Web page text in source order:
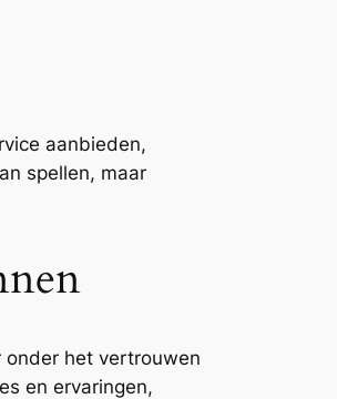
aanbieden,
spellen, maar
onder het vertrouwen
en ervaringen,